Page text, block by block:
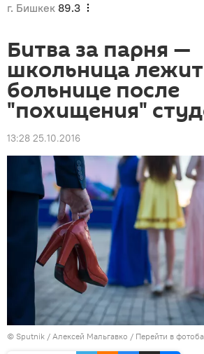
г. Бишкек 89.3
Битва за парня —
школьница
больнице после
"похищения"
13:28 25.10.2016
© Sputnik / Алексей Мальгавко / Перейти в